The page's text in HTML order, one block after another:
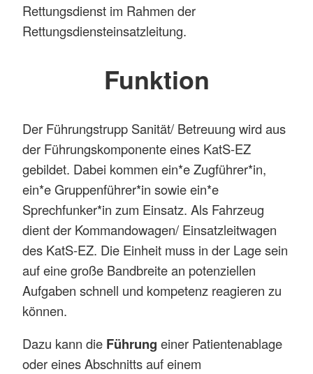
Rettungsdienst im Rahmen der
Rettungsdiensteinsatzleitung.
Funktion
Der Führungstrupp Sanität/ Betreuung wird aus
der Führungskomponente eines KatS-EZ
gebildet. Dabei kommen ein*e Zugführer*in,
ein*e Gruppenführer*in sowie ein*e
Sprechfunker*in zum Einsatz. Als Fahrzeug
dient der Kommandowagen/ Einsatzleitwagen
des KatS-EZ. Die Einheit muss in der Lage sein
auf eine große Bandbreite an potenziellen
Aufgaben schnell und kompetenz reagieren zu
können.
Dazu kann die Führung einer Patientenablage
oder eines Abschnitts auf einem